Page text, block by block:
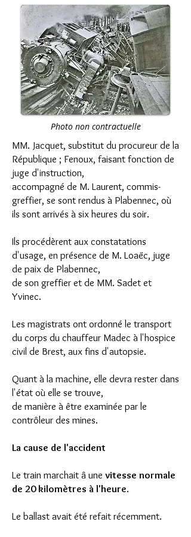
MM. Jacquet, substitut du procureur de la
République ; Fenoux, faisant fonction de
juge d'instruction,
accompagné de M. Laurent, commis-
greffier, se sont rendus à Plabennec, où
ils sont arrivés à six heures du soir.
Ils procédèrent aux constatations
d'usage, en présence de M. Loaëc, juge
de paix de Plabennec,
de son greffier et de MM. Sadet et
Yvinec.
Les magistrats ont ordonné le transport
du corps du chauffeur Madec à l'hospice
civil de Brest, aux fins d'autopsie.
Quant à la machine, elle devra rester dans
l'état où elle se trouve,
de manière à être examinée par le
contrôleur des mines.
La cause de l'accident
Le train marchait â une vitesse normale
de 20 kilomètres à l'heure.
Le ballast avait été refait récemment.
Photo non contractuelle